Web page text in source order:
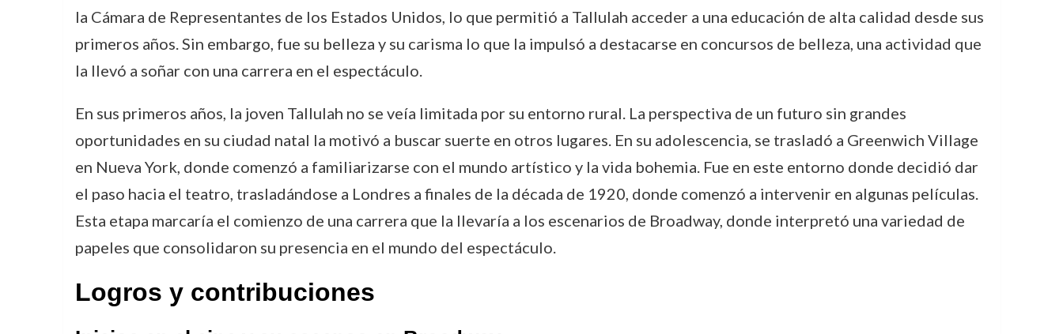
la Cámara de Representantes de los Estados Unidos, lo que permitió a Tallulah acceder a una educación de alta calidad desde sus
primeros años. Sin embargo, fue su belleza y su carisma lo que la impulsó a destacarse en concursos de belleza, una actividad que
la llevó a soñar con una carrera en el espectáculo.
En sus primeros años, la joven Tallulah no se veía limitada por su entorno rural. La perspectiva de un futuro sin grandes
oportunidades en su ciudad natal la motivó a buscar suerte en otros lugares. En su adolescencia, se trasladó a Greenwich Village
en Nueva York, donde comenzó a familiarizarse con el mundo artístico y la vida bohemia. Fue en este entorno donde decidió dar
el paso hacia el teatro, trasladándose a Londres a finales de la década de 1920, donde comenzó a intervenir en algunas películas.
Esta etapa marcaría el comienzo de una carrera que la llevaría a los escenarios de Broadway, donde interpretó una variedad de
papeles que consolidaron su presencia en el mundo del espectáculo.
Logros y contribuciones